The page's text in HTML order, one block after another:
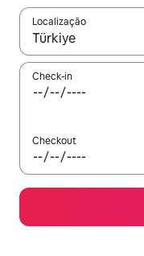
Localização
Quando os
Check-in
Checkout